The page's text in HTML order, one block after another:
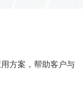
方案，帮助客户与